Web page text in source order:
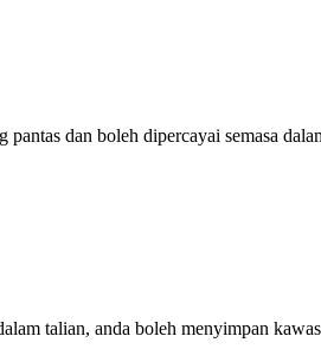
dan boleh dipercayai semasa
talian, anda boleh menyimpan